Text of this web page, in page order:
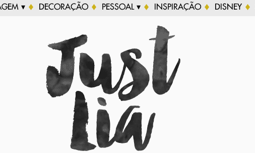
▾ DECORAÇÃO PESSOAL ▾ INSPIRAÇÃO DISNEY